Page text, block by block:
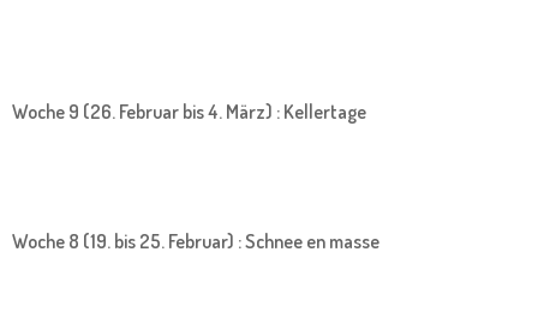
Woche 9 (26. Februar bis 4. März) : Kellertage
Woche 8 (19. bis 25. Februar) : Schnee en masse